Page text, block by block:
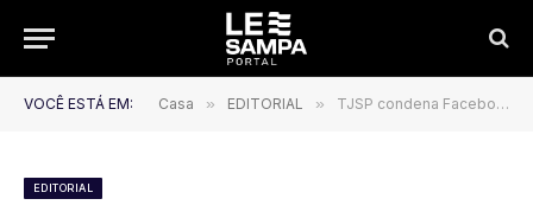
VOCÊ ESTÁ EM: Casa » EDITORIAL » TJSP condena Facebook por descumprir ordem judicial em investigação sobre crime organizado
EDITORIAL